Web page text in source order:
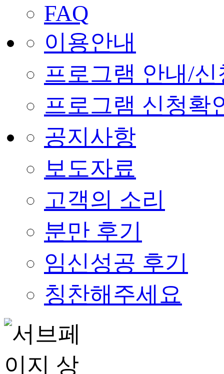
FAQ
이용안내
프로그램 안내/신
프로그램 신청확
공지사항
보도자료
고객의 소리
분만 후기
임신성공 후기
칭찬해주세요